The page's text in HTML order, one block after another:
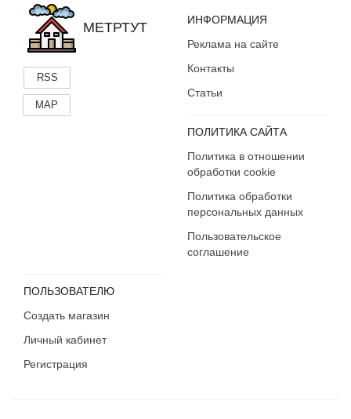
МЕТРТУТ
RSS
MAP
ИНФОРМАЦИЯ
Реклама на сайте
Контакты
Статьи
ПОЛИТИКА САЙТА
Политика в отношении
обработки cookie
Политика обработки
персональных данных
Пользовательское
соглашение
ПОЛЬЗОВАТЕЛЮ
Создать магазин
Личный кабинет
Регистрация